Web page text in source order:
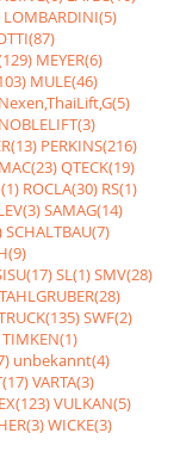
LOMBARDINI(5)
MEYER(6)
MULE(46)
Nexen,ThaiLift,G(5)
NOBLELIFT(3)
PERKINS(216)
QTECK(19)
ROCLA(30) RS(1)
SAMAG(14)
SCHALTBAU(7)
SL(1)SMV(28)
SWF(2)
TIMKEN(1)
unbekannt(4)
VARTA(3)
VULKAN(5)
WICKE(3)